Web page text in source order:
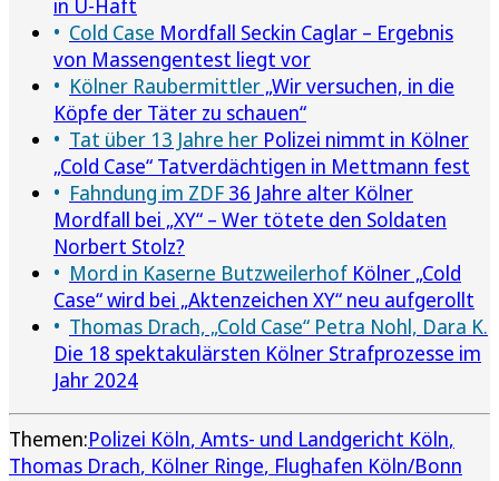
in U-Haft
Cold Case Mordfall Seckin Caglar – Ergebnis
von Massengentest liegt vor
Kölner Raubermittler „Wir versuchen, in die
Köpfe der Täter zu schauen“
Tat über 13 Jahre her Polizei nimmt in Kölner
„Cold Case“ Tatverdächtigen in Mettmann fest
Fahndung im ZDF 36 Jahre alter Kölner
Mordfall bei „XY“ – Wer tötete den Soldaten
Norbert Stolz?
Mord in Kaserne Butzweilerhof Kölner „Cold
Case“ wird bei „Aktenzeichen XY“ neu aufgerollt
Thomas Drach, „Cold Case“ Petra Nohl, Dara K.
Die 18 spektakulärsten Kölner Strafprozesse im
Jahr 2024
Themen:Polizei Köln Amts- und Landgericht Köln
Thomas Drach Kölner Ringe Flughafen Köln/Bonn